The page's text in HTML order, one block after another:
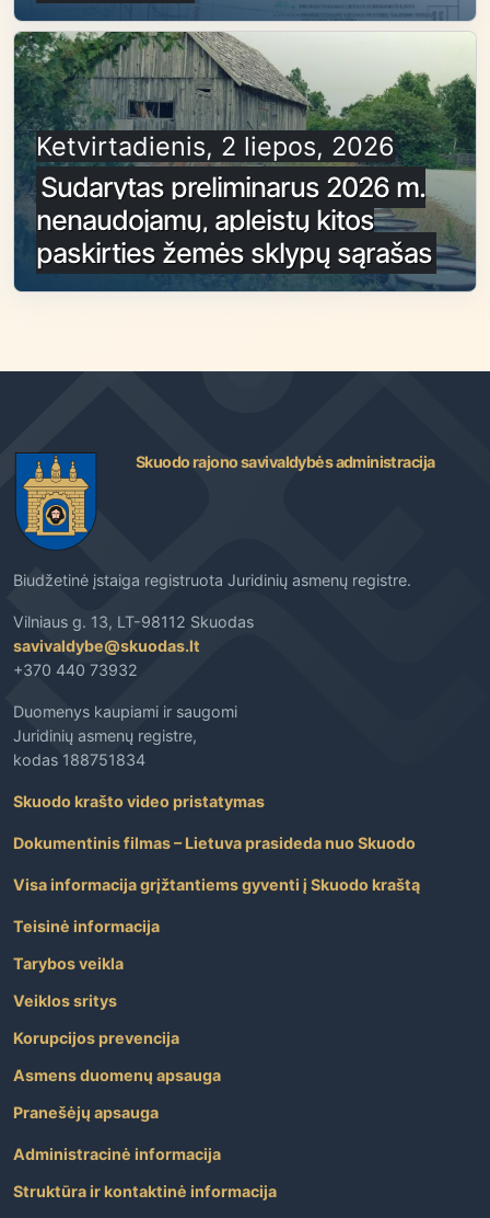
Ketvirtadienis, 2 liepos, 2026
Sudarytas preliminarus 2026 m.
nenaudojamų, apleistų kitos
paskirties žemės sklypų sąrašas
Skuodo rajono savivaldybės administracija
Biudžetinė įstaiga registruota Juridinių asmenų registre.
Vilniaus g. 13, LT-98112 Skuodas
savivaldybe@skuodas.lt
+370 440 73932
Duomenys kaupiami ir saugomi
Juridinių asmenų registre,
kodas 188751834
Skuodo krašto video pristatymas
Dokumentinis filmas – Lietuva prasideda nuo Skuodo
Visa informacija grįžtantiems gyventi į Skuodo kraštą
Teisinė informacija
Tarybos veikla
Veiklos sritys
Korupcijos prevencija
Asmens duomenų apsauga
Pranešėjų apsauga
Administracinė informacija
Struktūra ir kontaktinė informacija